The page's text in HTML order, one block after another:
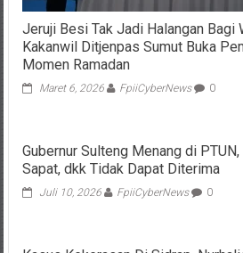
Jeruji Besi Tak Jadi Halangan Bagi
Kakanwil Ditjenpas Sumut Buka
Momen Ramadan
Maret 6, 2026 FpiiCyberNews 0
Gubernur Sulteng Menang di
Sapat, dkk Tidak Dapat Diterima
Juli 10, 2026 FpiiCyberNews 0